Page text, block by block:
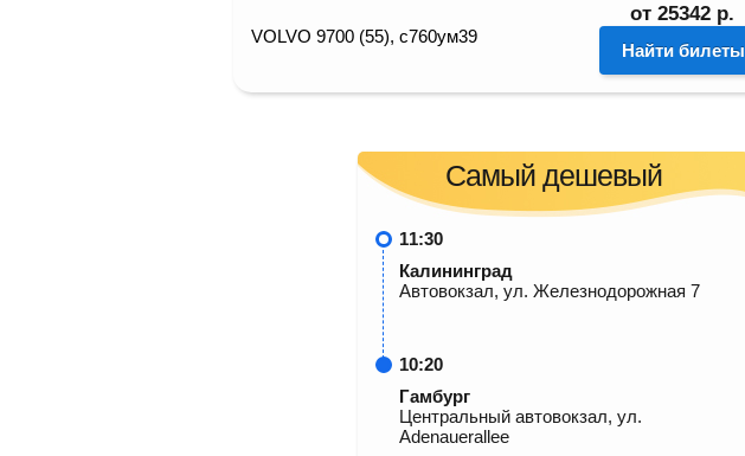
VOLVO 9700 (55), с760ум39
от 25342 р.
Найти билеты
Самый дешевый
11:30
Калининград
Автовокзал, ул. Железнодорожная 7
10:20
Гамбург
Центральный автовокзал, ул.
Adenauerallee